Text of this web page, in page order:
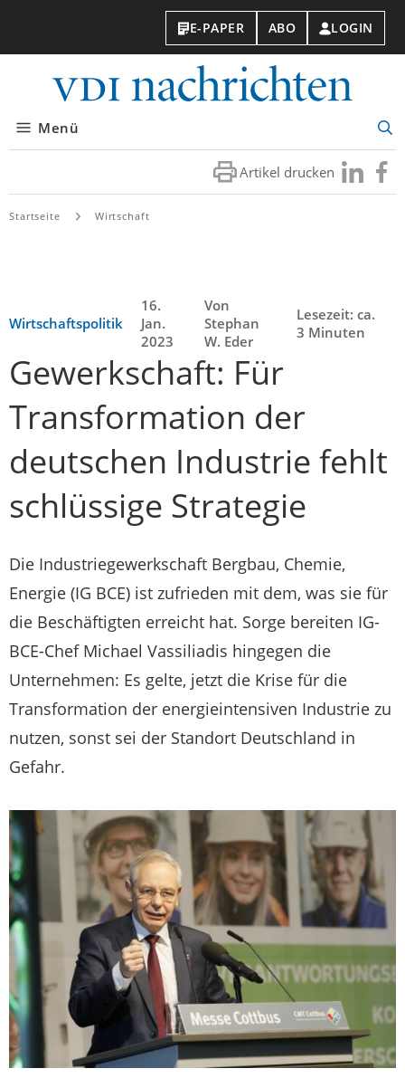
E-PAPER ABO LOGIN
Menü
Artikel drucken Besuchen
Sie
Sie
Startseite Wirtschaft
Wirtschaftspolitik
16.
Jan.
2023
Von
Stephan
W. Eder
Lesezeit: ca.
3 Minuten
Gewerkschaft: Für
Transformation der
deutschen Industrie fehlt
schlüssige Strategie
Die Industriegewerkschaft Bergbau, Chemie,
Energie (IG BCE) ist zufrieden mit dem, was sie für
die Beschäftigten erreicht hat. Sorge bereiten IG-
BCE-Chef Michael Vassiliadis hingegen die
Unternehmen: Es gelte, jetzt die Krise für die
Transformation der energieintensiven Industrie zu
nutzen, sonst sei der Standort Deutschland in
Gefahr.